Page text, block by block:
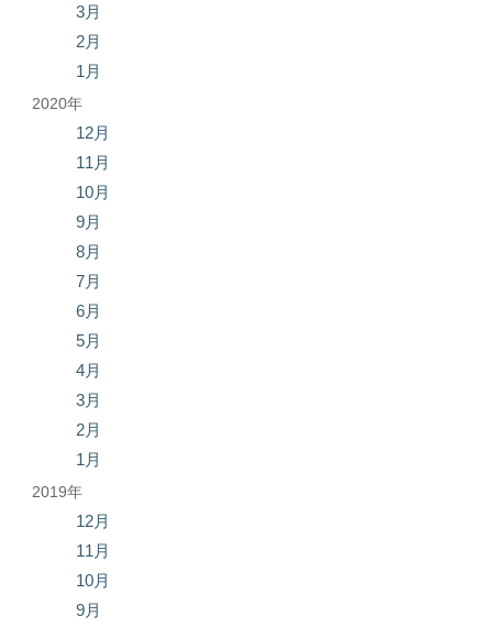
3月
2月
1月
2020年
12月
11月
10月
9月
8月
7月
6月
5月
4月
3月
2月
1月
2019年
12月
11月
10月
9月